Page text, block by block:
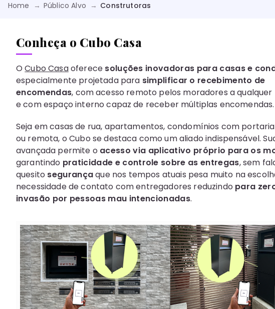
Home Público Alvo Construtoras
Conheça o Cubo Casa
OCubo Casaoferece soluções inovadoras para casas e
especialmente projetada para simplificar o recebimento de
encomendas, com acesso remoto pelos moradores a qualquer
e com espaço interno capaz de receber múltiplas encomendas.
Seja em casas de rua, apartamentos, condomínios com
ou remota, o Cubo se destaca como um aliado indispensável.
avançada permite o acesso via aplicativo próprio para os
garantindo praticidade e controle sobre as entregas, sem
quesito segurançaque nos tempos atuais pesa muito na
necessidade de contato com entregadores reduzindo para
invasão por pessoas mau intencionadas.